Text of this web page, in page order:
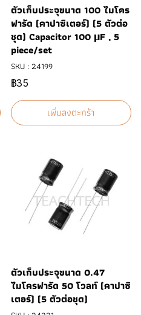
ตัวเก็บประจุขนาด 100 ไมโคร
ฟารัด (คาปาซิเตอร์) (5 ตัวต่อ
ชุด) Capacitor 100 μF , 5
piece/set
SKU : 24199
฿35
เพิ่มลงตะกร้า
ตัวเก็บประจุขนาด 0.47
ไมโครฟารัด 50 โวลท์ (คาปาซิ
เตอร์) (5 ตัวต่อชุด)